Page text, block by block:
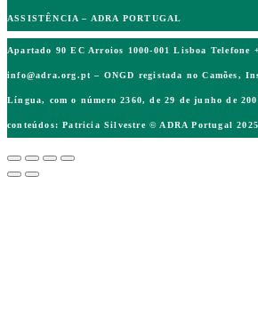
ASSISTÊNCIA – ADRA PORTUGAL
Apartado 90 EC Arroios 1000-001 Lisboa Telefone
info@adra.org.pt – ONGD registada no Camões,
Língua, com o número 2360, de 29 de junho de
conteúdos: Patricia Silvestre © ADRA Portugal 2025